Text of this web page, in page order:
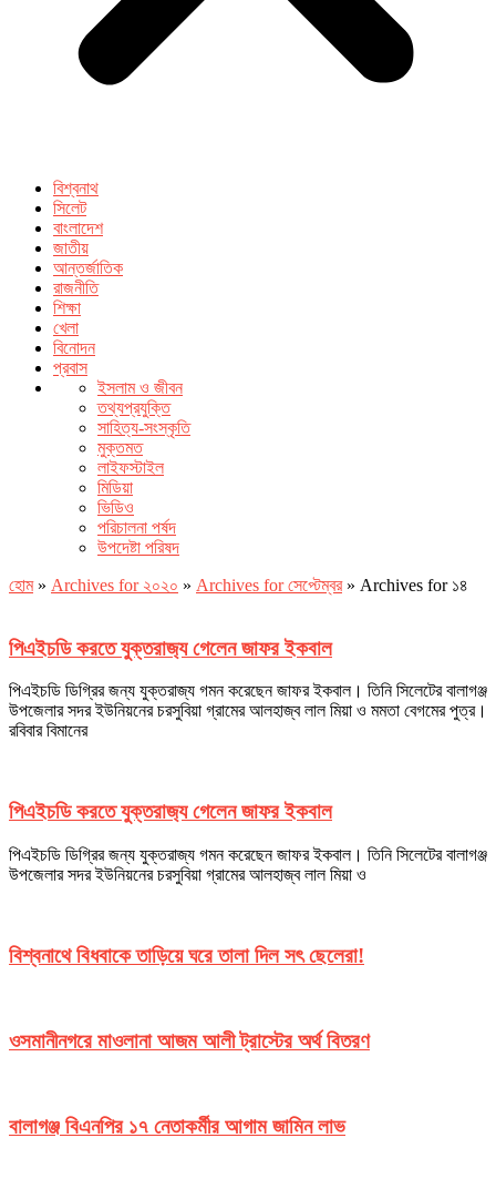
বিশ্বনাথ
সিলেট
বাংলাদেশ
জাতীয়
আন্তর্জাতিক
রাজনীতি
শিক্ষা
খেলা
বিনোদন
প্রবাস
ইসলাম ও জীবন
তথ্যপ্রযুক্তি
সাহিত্য-সংস্কৃতি
মুক্তমত
লাইফস্টাইল
মিডিয়া
ভিডিও
পরিচালনা পর্ষদ
উপদেষ্টা পরিষদ
হোম» Archives for ২০২০ » Archives for সেপ্টেম্বর» Archives for ১৪
পিএইচডি করতে যুক্তরাজ‌্য গেলেন জাফর ইকবাল
পিএইচডি ডিগ্রির জন্য যুক্তরাজ্য গমন করেছেন জাফর ইকবাল। তিনি সিলেটের বালাগঞ্জ
উপজেলার সদর ইউনিয়নের চরসুবিয়া গ্রামের আলহাজ্ব লাল মিয়া ও মমতা বেগমের পুত্র।
রবিবার বিমানের
পিএইচডি করতে যুক্তরাজ‌্য গেলেন জাফর ইকবাল
পিএইচডি ডিগ্রির জন্য যুক্তরাজ্য গমন করেছেন জাফর ইকবাল। তিনি সিলেটের বালাগঞ্জ
উপজেলার সদর ইউনিয়নের চরসুবিয়া গ্রামের আলহাজ্ব লাল মিয়া ও
বিশ্বনাথে বিধবাকে তাড়িয়ে ঘরে তালা দিল সৎ ছেলেরা!
ওসমানীনগরে মাওলানা আজম আলী ট্রাস্টের অর্থ বিতরণ
বালাগঞ্জ বিএনপির ১৭ নেতাকর্মীর আগাম জামিন লাভ